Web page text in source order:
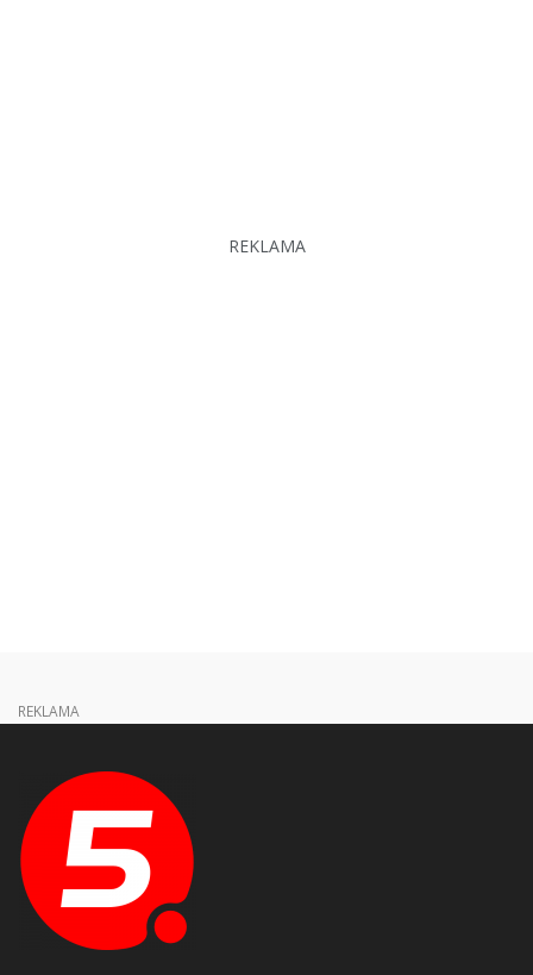
REKLAMA
REKLAMA